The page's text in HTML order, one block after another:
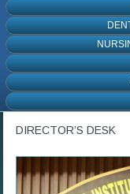
DIRECTOR’S DESK